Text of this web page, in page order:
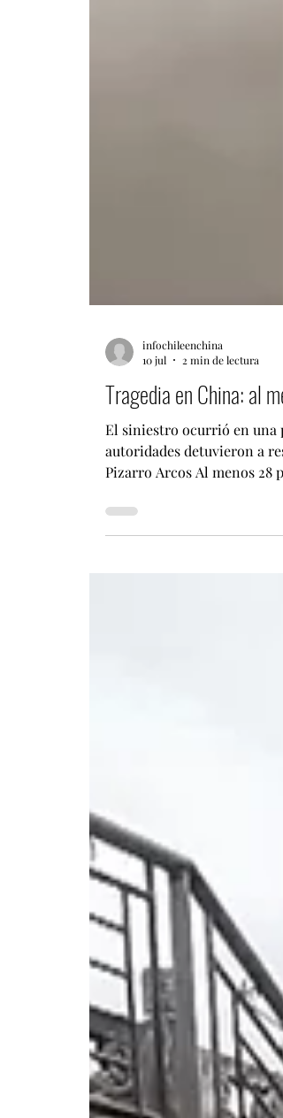
infochileenchina
10 jul
2 min de lectura
Tragedia en China: al
El siniestro ocurrió en una
Pizarro Arcos Al menos 28
calzado de la empresa